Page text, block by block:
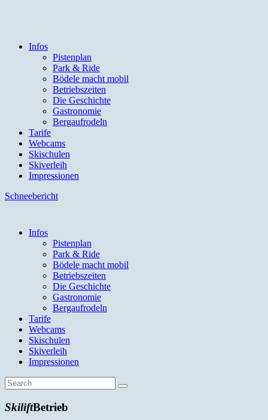
Infos
Pistenplan
Park & Ride
Bödele macht mobil
Betriebszeiten
Die Geschichte
Gastronomie
Bergaufrodeln
Tarife
Webcams
Skischulen
Skiverleih
Impressionen
Schneebericht
Infos
Pistenplan
Park & Ride
Bödele macht mobil
Betriebszeiten
Die Geschichte
Gastronomie
Bergaufrodeln
Tarife
Webcams
Skischulen
Skiverleih
Impressionen
SkiliftBetrieb